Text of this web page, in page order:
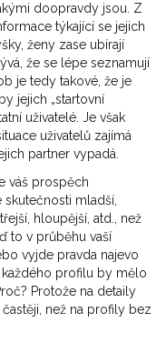
doopravdy jsou. Z
týkající se jejich
ženy zase ubírají
že se lépe seznamují
je tedy takové, že je
jejich „startovní
uživatelé. Je však
uživatelů zajímá
partner vypadá.
váš prospěch
skutečnosti mladší,
hloupější, atd., než
to v průběhu vaší
vyjde pravda najevo
profilu by mělo
Protože na detaily
než na profily bez